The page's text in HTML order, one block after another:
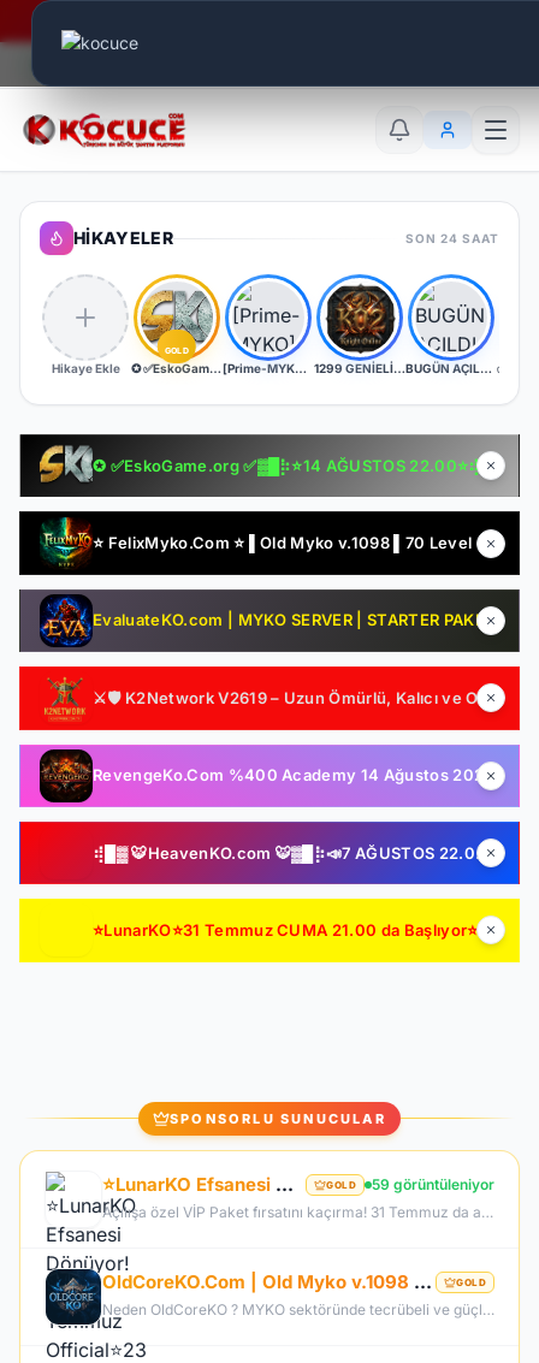
HIKAYELER SON 24 SAAT
Hikaye Ekle
GOLD
✪ ✅EskoGame.org ✅▓█⡷⭐14 AĞUSTOS 22.00⭐⢾█▓✅ERKEN KAYITA VİP PAKET HEDİYE !✅▓█⡷👉 v25XX FARM 👈 [Prime-MYKO] - [New Server The REBORN] - [BETA - 17.07.2026] - [OFFICIAL - 24.07.2026] 1299 GENİELİ SERVER BUGÜN AÇILDI | EŞİT PK SERVER | V24XXX | 83/1 LEVEL FULL İTEM | İTEM SATIŞI YOKTUR
✪ ✅EskoGame.org ✅▓█⡷⭐14 AĞUSTOS 22.00⭐⢾█▓✅ERKEN KAYITA VİP PAKET HEDİYE !✅▓█⡷👉 v25XX FARM 👈
⭐ FelixMyko.Com ⭐ ▌Old Myko v.1098 ▌70 Level CAP ▌Official : 21 Ağustos Cuma 22:00 ▌Starter Paket Bizden !
EvaluateKO.com | MYKO SERVER | STARTER PAKET HEDİYE | 1.000.000 TL Ödül Havuzu | Official : 14 Ağustos 2026 -Cuma 21:00!
⚔️🛡️ K2Network V2619 – Uzun Ömürlü, Kalıcı ve Oyuncu Odaklı Farm Server | Ücretsiz PUS | Auto Upgrade | Şeffaf Sistemler | Gelişmiş Drop & Kutu Yapısı 🛡️⚔️
RevengeKo.Com %400 Academy 14 Ağustos 2026 | v.2585 Light Farm | 1500 TL Değerinde VIP Paket Hediye | GB Değerli / Item Kolay | LIGHT FARM SERVER
⢾█▓ 🐯HeavenKO.com 🐯▓█⡷📣7 AĞUSTOS 22.00 SAKIN KAÇIRMA!📣▓█⡷⢾█▓💥ÜCRETSİZ GENİE LOOT💥▓█⡷🚀AKADEMİ🚀DX11🚀▓█⡷
⭐LunarKO⭐31 Temmuz CUMA 21.00 da Başlıyor⭐ AÇILIŞA ÖZEL VIP PAKET HEDİYE ⭐GENIE & AutoLoot Ücretsiz⭐EN KALİTELİ HARD FARM SERVER⭐
SPONSORLU SUNUCULAR
⭐LunarKO Efsanesi Dönüyor!⭐31 Temmuz Official⭐23 Temmuz Ödüllü Beta⭐VIP PAKET HEDİYE⭐V2585Dx11⭐ GOLD
59 görüntüleniyor
Açılışa özel VİP Paket fırsatını kaçırma! 31 Temmuz da aramıza katıl , unutamayacağın bir deneyim senin olsun!
OldCoreKO.Com | Old Myko v.1098 | Starter + Yan Pus Ücretsiz | Academy : 17 Temmuz 2026 -Cuma 21:00! GOLD
Neden OldCoreKO ? MYKO sektöründe tecrübeli ve güçlü yönetim Oyuncu geri bildirimlerine önem veren şeffaf yapı Play to Win odaklı sistem anlayışı Dengeli ekonomi ve sürdürülebilir oyun yapısı Uzun soluklu, plansız kapanma riski olmayan sunucu vizyonu Deneyimli yönetim ekibimizin rehberliğinde, uzun soluklu ve unutulmaz bir maceraya hazır olun. OldCoreKO; heyecan dolu bir ortam, PK temposunun hiç durmadığı ve MYKO’nun özünü sonuna kadar yaşayabileceğiniz eşsiz bir atmosfer.